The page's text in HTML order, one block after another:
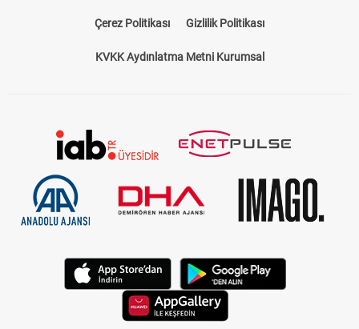
Künye Kariyer About US
Çerez Politikası Gizlilik Politikası